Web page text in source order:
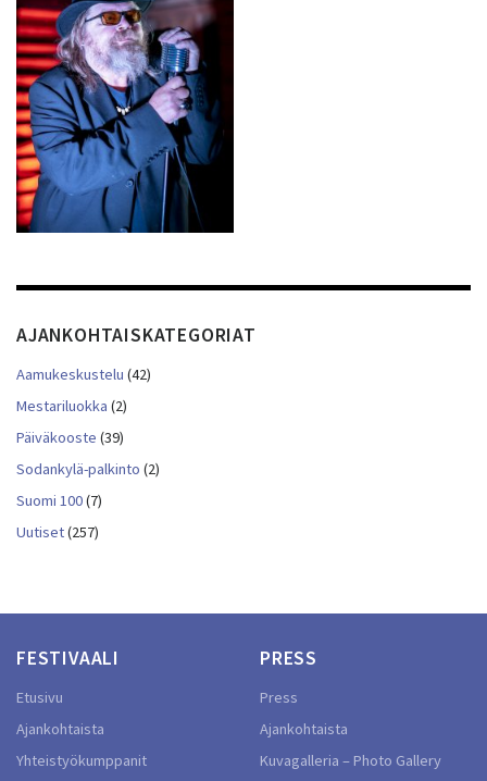
AJANKOHTAISKATEGORIAT
Aamukeskustelu (42)
Mestariluokka (2)
Päiväkooste (39)
Sodankylä-palkinto (2)
Suomi 100(7)
Uutiset(257)
FESTIVAALI
Etusivu
Ajankohtaista
Yhteistyökumppanit
PRESS
Press
Ajankohtaista
Kuvagalleria – Photo Gallery